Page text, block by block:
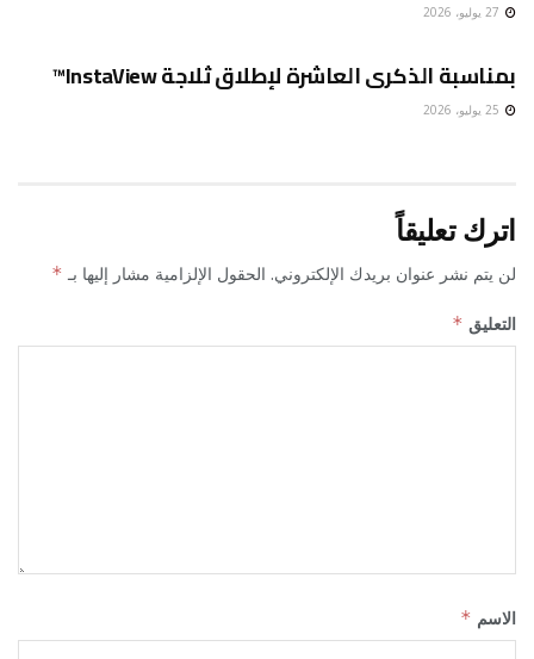
بمناسبة الذكرى العاشرة لإطلاق ثلاجة InstaView™
اترك تعليقاً
لن يتم نشر عنوان بريدك الإلكتروني. الحقول الإلزامية مشار إليها بـ *
التعليق *
الاسم *